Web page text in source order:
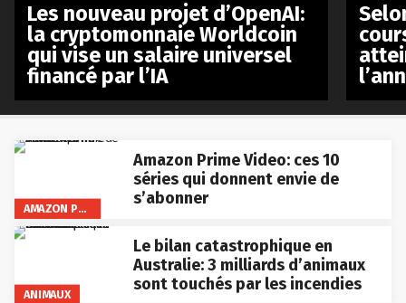
AMAZON PRIME VIDEO
Amazon Prime Video: ces 10
séries qui donnent envie de
s’abonner
ANIMAUX
Le bilan catastrophique en
Australie: 3 milliards d’animaux
sont touchés par les incendies
Les nouveau projet d’OpenAI:
la cryptomonnaie Worldcoin
qui vise un salaire universel
financé par l’IA